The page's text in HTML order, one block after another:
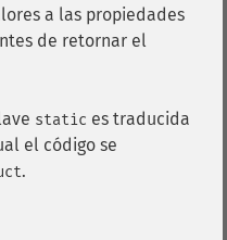
a las propiedades
de retornar el
static es traducida
el código se
.